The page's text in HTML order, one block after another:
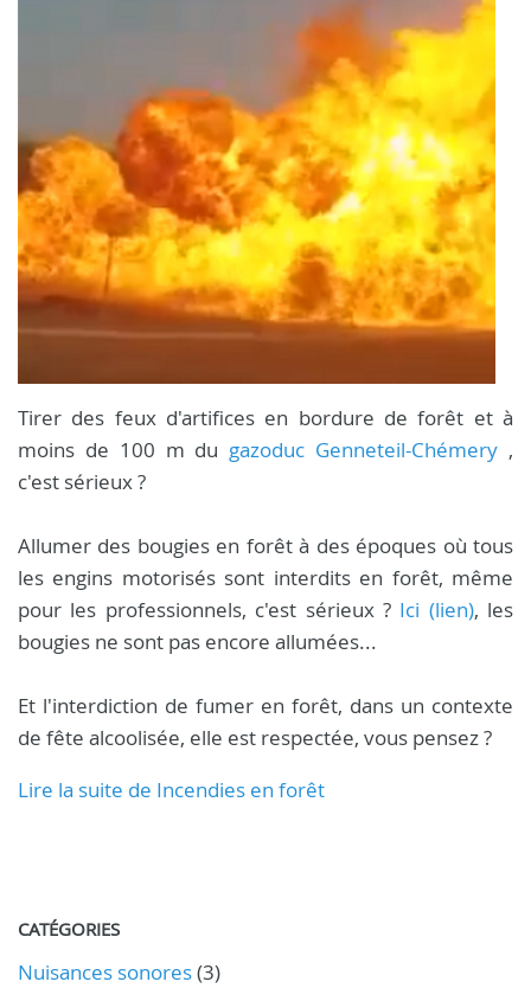
Tirer des feux d'artifices en bordure de forêt et à
moins de 100 m du gazoduc Genneteil-Chémery ,
c'est sérieux ?
Allumer des bougies en forêt à des époques où tous
les engins motorisés sont interdits en forêt, même
pour les professionnels, c'est sérieux ? Ici (lien), les
bougies ne sont pas encore allumées...
Et l'interdiction de fumer en forêt, dans un contexte
de fête alcoolisée, elle est respectée, vous pensez ?
Lire la suite de Incendies en forêt
CATÉGORIES
Nuisances sonores(3)